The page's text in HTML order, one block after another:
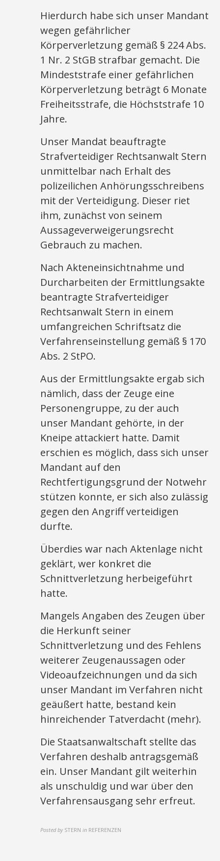
Hierdurch habe sich unser Mandant
wegen gefährlicher
Körperverletzung gemäß § 224 Abs.
1 Nr. 2 StGB strafbar gemacht. Die
Mindeststrafe einer gefährlichen
Körperverletzung beträgt 6 Monate
Freiheitsstrafe, die Höchststrafe 10
Jahre.
Unser Mandat beauftragte
Strafverteidiger Rechtsanwalt Stern
unmittelbar nach Erhalt des
polizeilichen Anhörungsschreibens
mit der Verteidigung. Dieser riet
ihm, zunächst von seinem
Aussageverweigerungsrecht
Gebrauch zu machen.
Nach Akteneinsichtnahme und
Durcharbeiten der Ermittlungsakte
beantragte Strafverteidiger
Rechtsanwalt Stern in einem
umfangreichen Schriftsatz die
Verfahrenseinstellung gemäß § 170
Abs. 2 StPO.
Aus der Ermittlungsakte ergab sich
nämlich, dass der Zeuge eine
Personengruppe, zu der auch
unser Mandant gehörte, in der
Kneipe attackiert hatte. Damit
erschien es möglich, dass sich unser
Mandant auf den
Rechtfertigungsgrund der Notwehr
stützen konnte, er sich also zulässig
gegen den Angriff verteidigen
durfte.
Überdies war nach Aktenlage nicht
geklärt, wer konkret die
Schnittverletzung herbeigeführt
hatte.
Mangels Angaben des Zeugen über
die Herkunft seiner
Schnittverletzung und des Fehlens
weiterer Zeugenaussagen oder
Videoaufzeichnungen und da sich
unser Mandant im Verfahren nicht
geäußert hatte, bestand kein
hinreichender Tatverdacht (mehr).
Die Staatsanwaltschaft stellte das
Verfahren deshalb antragsgemäß
ein. Unser Mandant gilt weiterhin
als unschuldig und war über den
Verfahrensausgang sehr erfreut.
Posted by STERN in REFERENZEN